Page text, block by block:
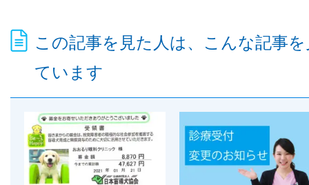
この記事を見た人は、こんな記事を
ています